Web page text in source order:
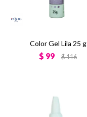
Color Gel Lila 25 g
$ 99 $116